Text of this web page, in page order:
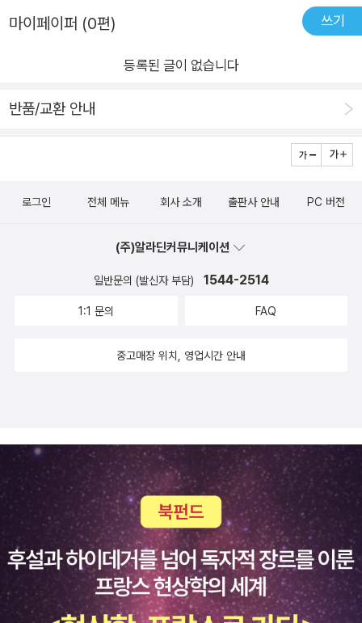
SAAM, ARID와 그 밖의 여러 아키텍처 평가방법을 광범위하게
소프트웨어 개발로 변화해가는 데 중요한 단계인 지속적인 아키
무리 부분으로서 내용을 정리한다. ★ 이 책의 대상 독자 ★ 이
객과 프로젝트 대표자(특히 아키텍트)도 이 책을 읽음으로써 아
다음과 같은 네 종류의 독자를 염두에 뒀다. ● 평가자: 아키텍처
장을 주의 깊게 읽어야 한다. 경력을 쌓은 평가자는 평가방법(3
장, 7장, 8장)을 설명한 장과 품질속성에 깔린 개념(5장)에 집중
1장과 2장을 중점적으로 읽는다. 고객 입장에서 어떤 방법이 프
의 깊게 다시 읽는 것도 한 방법이다. ● 프로젝트 구성원: 아키텍
처 평가를 받아야 하는 프로젝트 대표자(아키텍트, 관리자, 기타
프로젝트 구성원)는 평가를 통해 무엇을 기대할지를 배우기 바랄
것이다. 프로젝트 구성원은 1장과 2장을 가볍게라도 읽어야 한
다. 다음에는 프로젝트에 사용될 방법을 정의하는 장(3장, 7장, 8
장)을 읽어야 한다. 그 다음에는 해당 방법을 적용한 사례연구를
담은 장을 읽는다. 4장, 6장에 ATAM에 대한 사례연구가 포함돼
있다. 아키텍트는 자신이 만든 창작물이 평가를 받게 되는 특별한
마이페이퍼 (0편) 쓰기
등록된 글이 없습니다
반품/교환 안내
로그인 전체 메뉴 회사 소개 출판사 안내 PC 버전
(주)알라딘커뮤니케이션
일반문의 (발신자 부담) 1544-2514
1:1 문의 FAQ
중고매장 위치, 영업시간 안내